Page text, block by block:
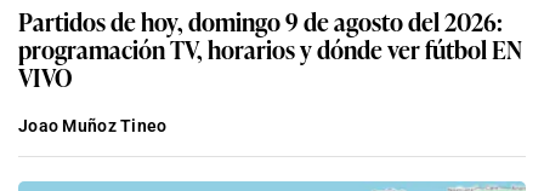
Partidos de hoy, domingo 9 de agosto del 2026:
programación TV, horarios y dónde ver fútbol EN
VIVO
Joao Muñoz Tineo